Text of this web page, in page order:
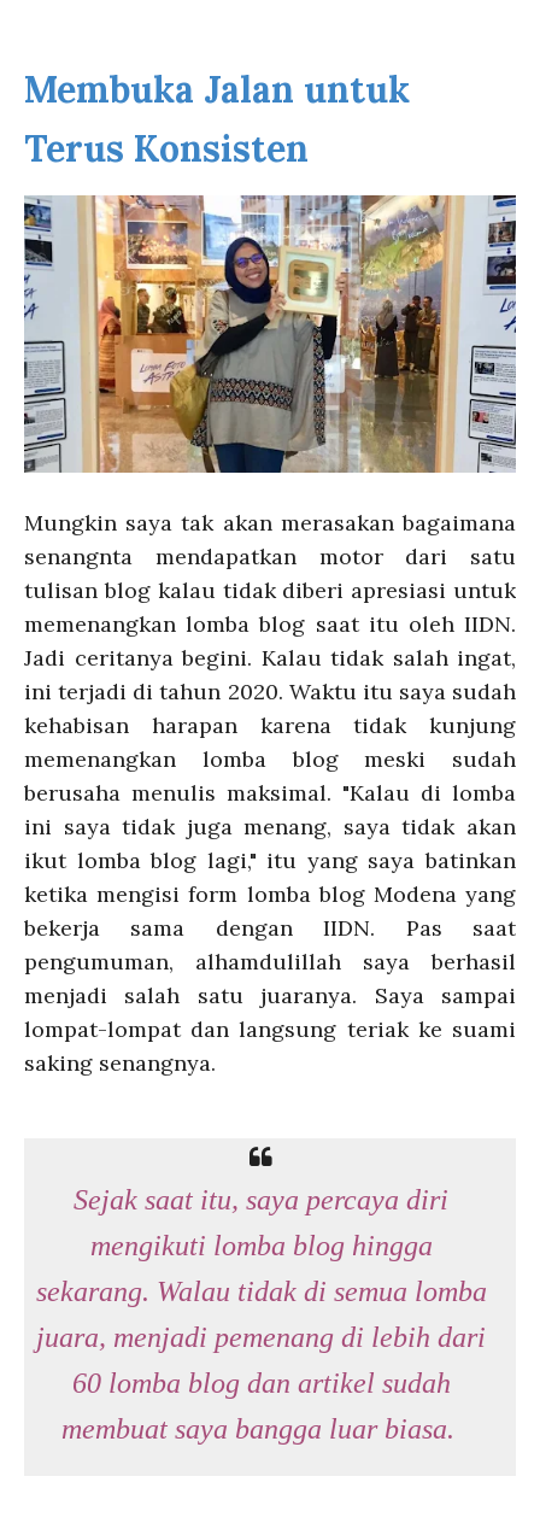
Membuka Jalan untuk
Terus Konsisten
Mungkin saya tak akan merasakan bagaimana
senangnta mendapatkan motor dari satu
tulisan blog kalau tidak diberi apresiasi untuk
memenangkan lomba blog saat itu oleh IIDN.
Jadi ceritanya begini. Kalau tidak salah ingat,
ini terjadi di tahun 2020. Waktu itu saya sudah
kehabisan harapan karena tidak kunjung
memenangkan lomba blog meski sudah
berusaha menulis maksimal. "Kalau di lomba
ini saya tidak juga menang, saya tidak akan
ikut lomba blog lagi," itu yang saya batinkan
ketika mengisi form lomba blog Modena yang
bekerja sama dengan IIDN. Pas saat
pengumuman, alhamdulillah saya berhasil
menjadi salah satu juaranya. Saya sampai
lompat-lompat dan langsung teriak ke suami
saking senangnya.
Sejak saat itu, saya percaya diri
mengikuti lomba blog hingga
sekarang. Walau tidak di semua lomba
juara, menjadi pemenang di lebih dari
60 lomba blog dan artikel sudah
membuat saya bangga luar biasa.